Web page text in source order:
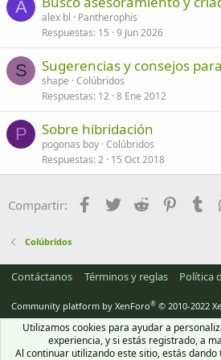
A
alex bl
Pantherophis
Respuestas 15 9 Jun 2026
S Sugerencias y consejos
shape Colúbridos
Respuestas 12 8 Ene 2012
P Sobre hibridación
pogonas boy Colúbridos
Respuestas 2 15 Oct 2018
Compartir: Facebook
Twitter Reddit
Colúbridos
Contáctanos Términos y reglas Política
Community platform by XenForo® © 2010-2022
Utilizamos cookies para ayudar a
experiencia, y si estás registrado, a
Al continuar utilizando este sitio, estás